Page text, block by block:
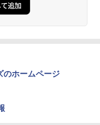
のホームページ